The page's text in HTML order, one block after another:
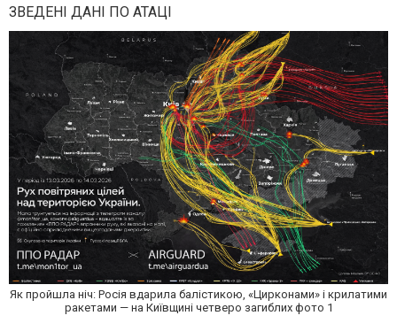
ЗВЕДЕНІ ДАНІ ПО АТАЦІ
Як пройшла ніч: Росія вдарила балістикою, «Цирконами» і крилатими
ракетами — на Київщині четверо загиблих фото 1